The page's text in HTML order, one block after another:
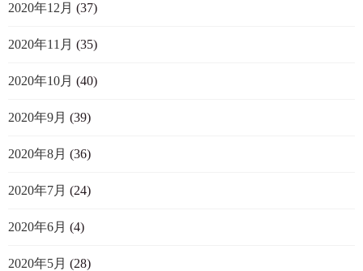
2020年12月 (37)
2020年11月 (35)
2020年10月 (40)
2020年9月 (39)
2020年8月 (36)
2020年7月 (24)
2020年6月 (4)
2020年5月 (28)